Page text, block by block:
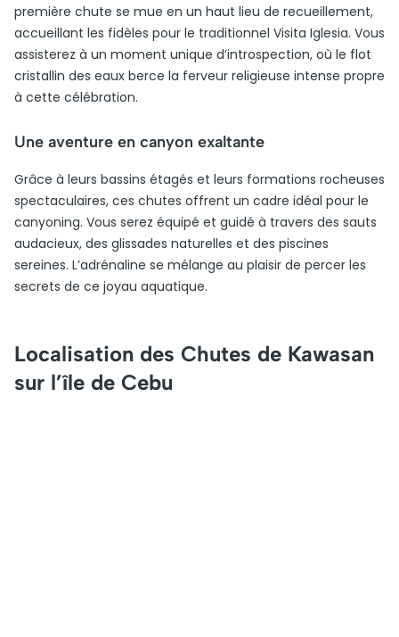
première chute se mue en un haut lieu de recueillement,
accueillant les fidèles pour le traditionnel Visita Iglesia. Vous
assisterez à un moment unique d’introspection, où le flot
cristallin des eaux berce la ferveur religieuse intense propre
à cette célébration.
Une aventure en canyon exaltante
Grâce à leurs bassins étagés et leurs formations rocheuses
spectaculaires, ces chutes offrent un cadre idéal pour le
canyoning. Vous serez équipé et guidé à travers des sauts
audacieux, des glissades naturelles et des piscines
sereines. L’adrénaline se mélange au plaisir de percer les
secrets de ce joyau aquatique.
Localisation des Chutes de Kawasan
sur l’île de Cebu